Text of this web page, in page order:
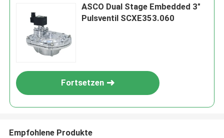
ASCO Dual Stage Embedded 3"
Pulsventil SCXE353.060
Fortsetzen
Empfohlene Produkte